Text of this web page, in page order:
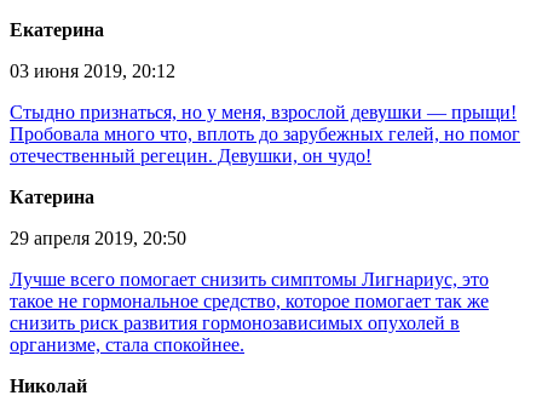
Екатерина
03 июня 2019, 20:12
Стыдно признаться, но у меня, взрослой девушки — прыщи!
Пробовала много что, вплоть до зарубежных гелей, но помог
отечественный регецин. Девушки, он чудо!
Катерина
29 апреля 2019, 20:50
Лучше всего помогает снизить симптомы Лигнариус, это
такое не гормональное средство, которое помогает так же
снизить риск развития гормонозависимых опухолей в
организме, стала спокойнее.
Николай